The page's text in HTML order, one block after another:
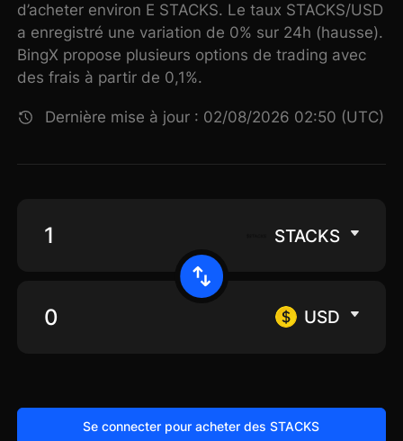
d’acheter environ E STACKS. Le taux STACKS/USD
a enregistré une variation de 0% sur 24h (hausse).
BingX propose plusieurs options de trading avec
des frais à partir de 0,1%.
Dernière mise à jour : 02/08/2026 02:50 (UTC)
STACKS
USD
Se connecter pour acheter des STACKS